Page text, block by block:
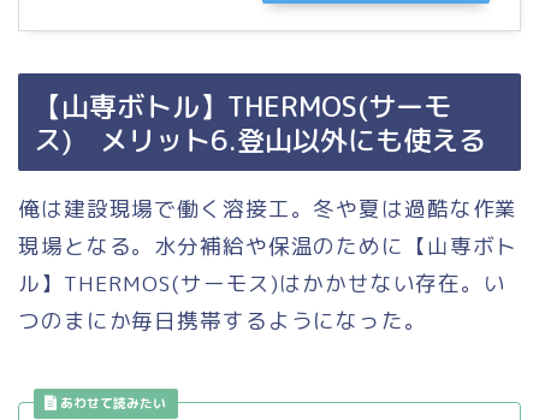
【山専ボトル】THERMOS(サーモ
ス) メリット6.登山以外にも使える
俺は建設現場で働く溶接工。冬や夏は過酷な作業
現場となる。水分補給や保温のために【山専ボト
ル】THERMOS(サーモス)はかかせない存在。い
つのまにか毎日携帯するようになった。